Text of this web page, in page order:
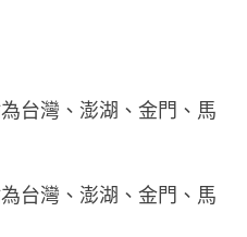
台灣、澎湖、金門、馬
台灣、澎湖、金門、馬